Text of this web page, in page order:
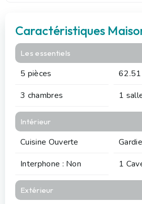
Caractéristiques
Les essentiels
5 pièces
62.51
3 chambres
1
Intérieur
Cuisine Ouverte
Interphone : Non
1
Extérieur